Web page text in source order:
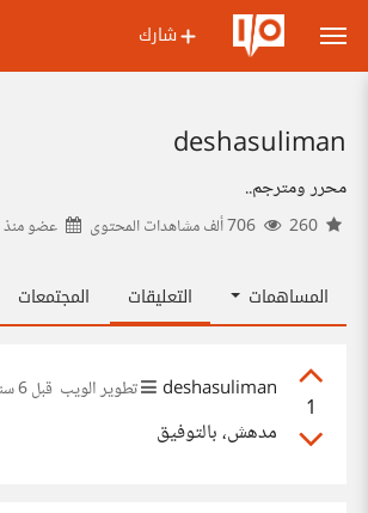
شارك
deshasuliman
محرر ومترجم..
عضو منذ
المساهمات التعليقات المجتمعات
1
deshasuliman تطوير الويب قبل 6 سنوات
مدهش، بالتوفيق